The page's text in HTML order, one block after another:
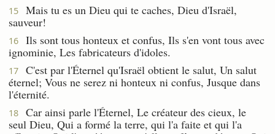
15
Mais tu es un Dieu qui te caches, Dieu d'Israël,
sauveur!
16
Ils sont tous honteux et confus, Ils s'en vont tous avec
ignominie, Les fabricateurs d'idoles.
17
C'est par l'Éternel qu'Israël obtient le salut, Un salut
éternel; Vous ne serez ni honteux ni confus, Jusque dans
l'éternité.
18
Car ainsi parle l'Éternel, Le créateur des cieux, le
seul Dieu, Qui a formé la terre, qui l'a faite et qui l'a